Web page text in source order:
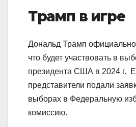
Трамп в игре
Дональд Трамп
что будет участвовать в
президента США в 2024 г.
представители подали
выборах в Федеральную
комиссию.